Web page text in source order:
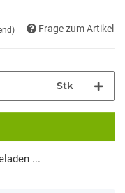
Frage zum Artikel
Stk
...